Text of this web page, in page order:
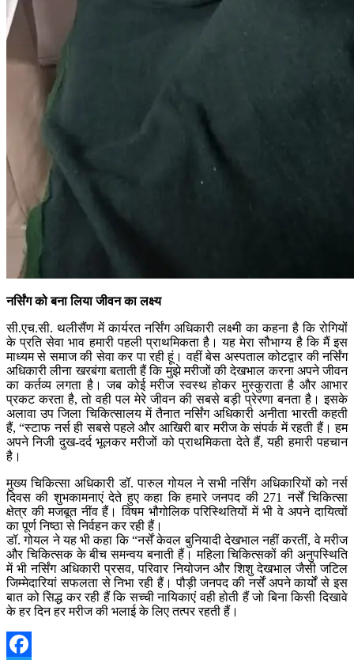
नर्सिंग को बना लिया जीवन का लक्ष्य
सी.एच.सी. थलीसैंण में कार्यरत नर्सिंग अधिकारी लक्ष्मी का कहना है कि रोगियों
के प्रति सेवा भाव हमारी पहली प्राथमिकता है। यह मेरा सौभाग्य है कि मैं इस
माध्यम से समाज की सेवा कर पा रही हूं। वहीं बेस अस्पताल कोटद्वार की नर्सिंग
अधिकारी लीना खरबंगा बताती हैं कि मुझे मरीजों की देखभाल करना अपने जीवन
का कर्तव्य लगता है। जब कोई मरीज स्वस्थ होकर मुस्कुराता है और आभार
प्रकट करता है, तो वही पल मेरे जीवन की सबसे बड़ी प्रेरणा बनता है। इसके
अलावा उप जिला चिकित्सालय में तैनात नर्सिंग अधिकारी अनीता भारती कहती
हैं, “स्टाफ नर्स ही सबसे पहले और आखिरी बार मरीज के संपर्क में रहती हैं। हम
अपने निजी दुख-दर्द भूलकर मरीजों को प्राथमिकता देते हैं, यही हमारी पहचान
है।
मुख्य चिकित्सा अधिकारी डॉ. पारुल गोयल ने सभी नर्सिंग अधिकारियों को नर्स
दिवस की शुभकामनाएं देते हुए कहा कि हमारे जनपद की 271 नर्सें चिकित्सा
क्षेत्र की मजबूत नींव हैं। विषम भौगोलिक परिस्थितियों में भी वे अपने दायित्वों
का पूर्ण निष्ठा से निर्वहन कर रही हैं।
डॉ. गोयल ने यह भी कहा कि “नर्सें केवल बुनियादी देखभाल नहीं करतीं, वे मरीज
और चिकित्सक के बीच समन्वय बनाती हैं। महिला चिकित्सकों की अनुपस्थिति
में भी नर्सिंग अधिकारी प्रसव, परिवार नियोजन और शिशु देखभाल जैसी जटिल
जिम्मेदारियां सफलता से निभा रही हैं। पौड़ी जनपद की नर्सें अपने कार्यों से इस
बात को सिद्ध कर रही हैं कि सच्ची नायिकाएं वही होती हैं जो बिना किसी दिखावे
के हर दिन हर मरीज की भलाई के लिए तत्पर रहती हैं।